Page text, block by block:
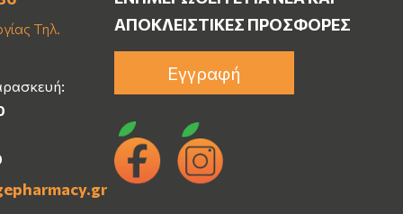
Τηλ.
ΑΠΟΚΛΕΙΣΤΙΚΈΣ ΠΡΟΣΦΟΡΈΣ
Εγγραφή